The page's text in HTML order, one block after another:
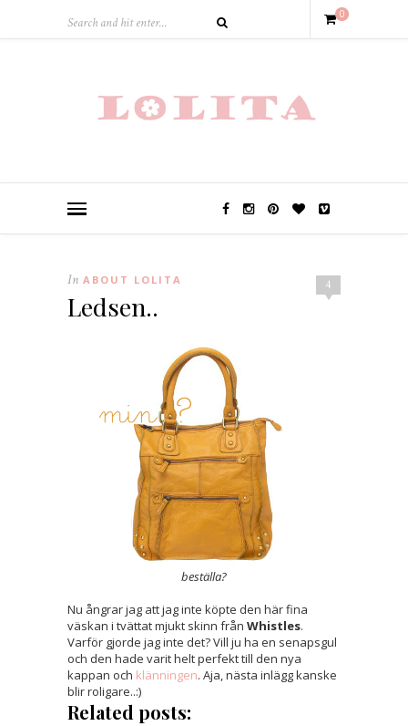
0
4
In ABOUT LOLITA
Ledsen..
beställa?
Nu ångrar jag att jag inte köpte den här fina
väskan i tvättat mjukt skinn från Whistles.
Varför gjorde jag inte det? Vill ju ha en senapsgul
och den hade varit helt perfekt till den nya
kappan och klänningen. Aja, nästa inlägg kanske
blir roligare..:)
Related posts: